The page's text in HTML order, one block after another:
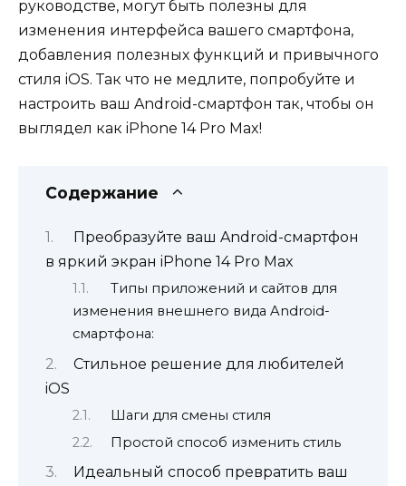
руководстве, могут быть полезны для
изменения интерфейса вашего смартфона,
добавления полезных функций и привычного
стиля iOS. Так что не медлите, попробуйте и
настроить ваш Android-смартфон так, чтобы он
выглядел как iPhone 14 Pro Max!
Содержание
Преобразуйте ваш Android-смартфон
в яркий экран iPhone 14 Pro Max
Типы приложений и сайтов для
изменения внешнего вида Android-
смартфона:
Стильное решение для любителей
iOS
Шаги для смены стиля
Простой способ изменить стиль
Идеальный способ превратить ваш